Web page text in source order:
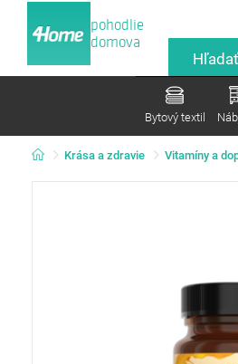
pohodlie
domova
Bytový textil
Krása a zdravie Vitamíny a